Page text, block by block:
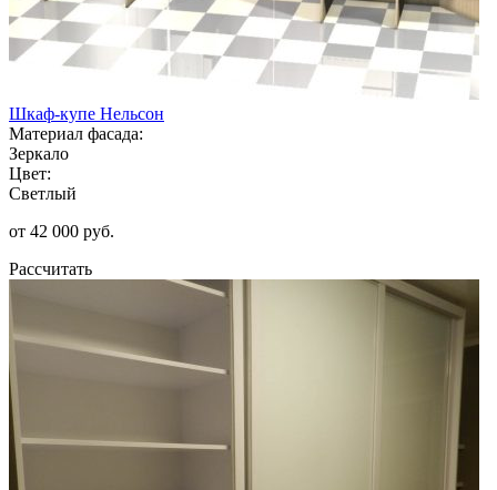
Шкаф-купе Нельсон
Материал фасада:
Зеркало
Цвет:
Светлый
от 42 000 руб.
Рассчитать